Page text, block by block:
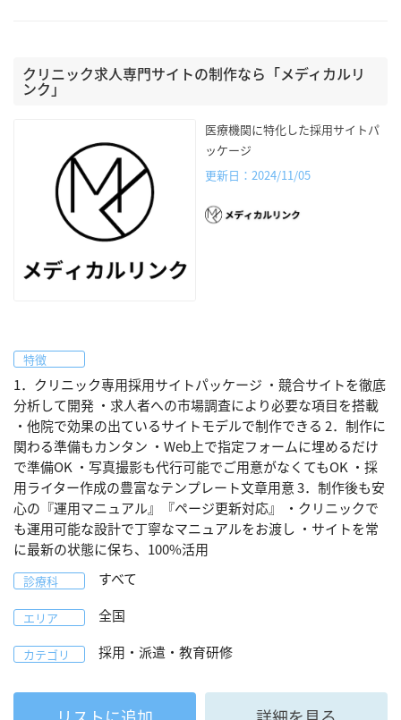
クリニック求人専門サイトの制作なら「メディカルリ
ンク」
医療機関に特化した採用サイトパ
ッケージ
更新日：2024/11/05
特徴
1．クリニック専用採用サイトパッケージ ・競合サイトを徹底
分析して開発 ・求人者への市場調査により必要な項目を搭載
・他院で効果の出ているサイトモデルで制作できる 2．制作に
関わる準備もカンタン ・Web上で指定フォームに埋めるだけ
で準備OK ・写真撮影も代行可能でご用意がなくてもOK ・採
用ライター作成の豊富なテンプレート文章用意 3．制作後も安
心の『運用マニュアル』『ページ更新対応』 ・クリニックで
も運用可能な設計で丁寧なマニュアルをお渡し ・サイトを常
に最新の状態に保ち、100%活用
診療科 すべて
エリア 全国
カテゴリ 採用・派遣・教育研修